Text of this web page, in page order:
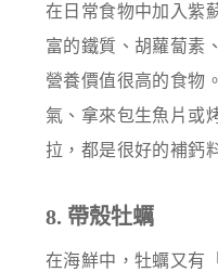
在日常食物中加入紫
富的鐵質、胡蘿蔔素
營養價值很高的食物
氣、拿來包生魚片或
拉，都是很好的補鈣
8. 帶殼牡蠣
在海鮮中，牡蠣又有